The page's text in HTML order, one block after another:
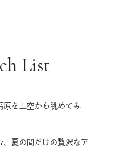
List
原を上空から眺めてみ
夏の間だけの贅沢なア